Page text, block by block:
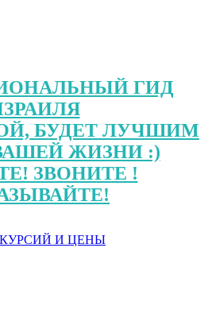
ГИД
БУДЕТ ЛУЧШИМ
ЖИЗНИ :)
ЗВОНИТЕ !
И ЦЕНЫ